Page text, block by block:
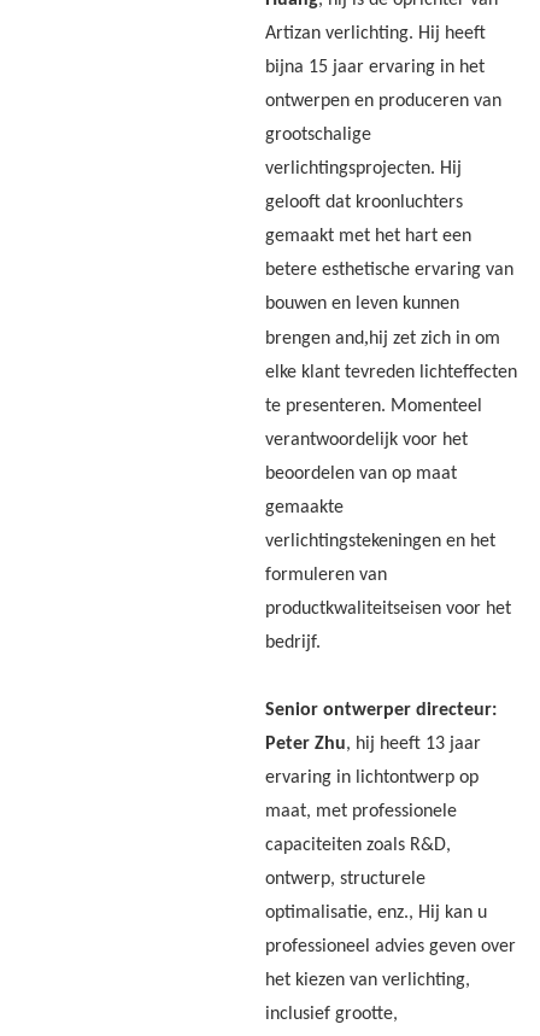
Artizan verlichting. Hij heeft
bijna 15 jaar ervaring in het
ontwerpen en produceren van
grootschalige
verlichtingsprojecten. Hij
gelooft dat kroonluchters
gemaakt met het hart een
betere esthetische ervaring van
bouwen en leven kunnen
brengen and,hij zet zich in om
elke klant tevreden lichteffecten
te presenteren. Momenteel
verantwoordelijk voor het
beoordelen van op maat
gemaakte
verlichtingstekeningen en het
formuleren van
productkwaliteitseisen voor het
bedrijf.
Senior ontwerper directeur:
Peter Zhu, hij heeft 13 jaar
ervaring in lichtontwerp op
maat, met professionele
capaciteiten zoals R&D,
ontwerp, structurele
optimalisatie, enz., Hij kan u
professioneel advies geven over
het kiezen van verlichting,
inclusief grootte,